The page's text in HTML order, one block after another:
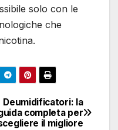
solo con le
che
Deumidificatori: la
completa per
il migliore